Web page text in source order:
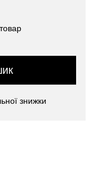
знижки